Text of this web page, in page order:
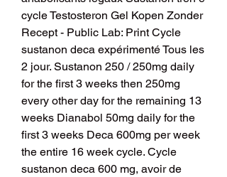
cycle Testosteron Gel Kopen Zonder
Recept - Public Lab: Print Cycle
sustanon deca expérimenté Tous les
2 jour. Sustanon 250 / 250mg daily
for the first 3 weeks then 250mg
every other day for the remaining 13
weeks Dianabol 50mg daily for the
first 3 weeks Deca 600mg per week
the entire 16 week cycle. Cycle
sustanon deca 600 mg, avoir de